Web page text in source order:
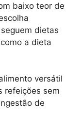
baixo teor de
dietas
a dieta
versátil
refeições sem
de